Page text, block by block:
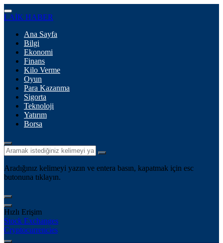
LAİK HABER
Ana Sayfa
Bilgi
Ekonomi
Finans
Kilo Verme
Oyun
Para Kazanma
Sigorta
Teknoloji
Yatırım
Borsa
Aradığınız kelimeyi yazın ve entera basın, kapatmak için esc
butonuna tıklayın.
Hızlı Erişim
Stock Exchanges
Cryptocurrencies